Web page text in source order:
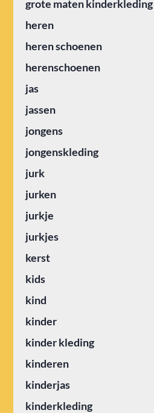
grote maten kinderkleding
heren
heren schoenen
herenschoenen
jas
jassen
jongens
jongenskleding
jurk
jurken
jurkje
jurkjes
kerst
kids
kind
kinder
kinder kleding
kinderen
kinderjas
kinderkleding